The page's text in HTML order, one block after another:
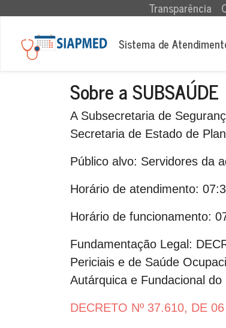
Transparência
Sistema de
Sobre a SUBSAÚDE
A Subsecretaria de
Secretaria de Estado de
Público alvo: Servidores da
Horário de atendimento:
Horário de funcionamento:
Fundamentação Legal:
Periciais e de Saúde
Autárquica e Fundacional do
DECRETO Nº 37.610, DE